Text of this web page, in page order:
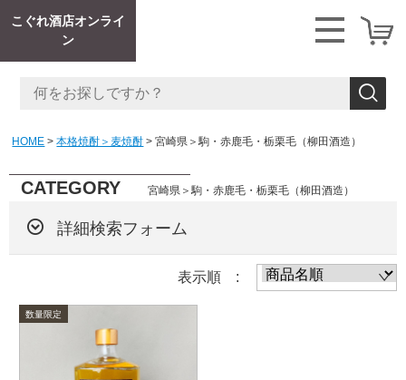
こぐれ酒店オンライ
ン
HOME 本格焼酎＞麦焼酎 宮崎県＞駒・赤鹿毛・栃栗毛（柳田酒造）
CATEGORY 宮崎県＞駒・赤鹿毛・栃栗毛（柳田酒造）
詳細検索フォーム
表示順 :